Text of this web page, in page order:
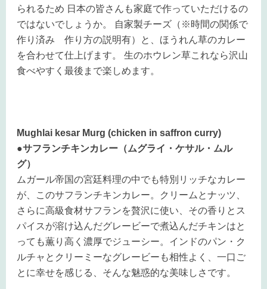
られるため 日本の皆さんも家庭で作っていただけるの
ではないでしょうか。 自家製チーズ（※時間の関係で
作り済み 作り方の説明有）と、ほうれん草のカレー
を合わせて仕上げます。 生のホウレン草これなら沢山
食べやすく最後まで楽しめます。
Mughlai kesar Murg (chicken in saffron curry)
●サフランチキンカレー（ムグライ・ケサル・ムル
グ）
ムガール帝国の宮廷料理の中でも特別リッチなカレー
が、このサフランチキンカレー。クリームとナッツ、
さらに高級食材サフランを贅沢に使い、その香りとス
パイスが溶け込んだグレービーで煮込んだチキンはと
っても薫り高く濃厚でジューシー。インドのパン・ク
ルチャとクリーミーなグレービーも相性よく、一口ご
とに幸せを感じる、そんな魅惑的な美味しさです。